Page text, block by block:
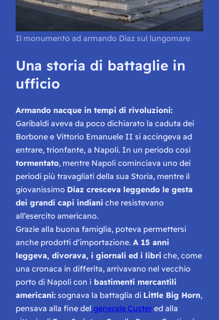
Il monumento ad armando Diaz sul lungomare
Una storia di battaglie in
ufficio
Armando nacque in tempi di rivoluzioni:
Garibaldi aveva da poco dichiarato la caduta dei
Borbone e Vittorio Emanuele II si accingeva ad
entrare, trionfante, a Napoli. In un periodo così
tormentato, mentre Napoli cominciava uno dei
periodi più travagliati della sua Storia, mentre il
giovanissimo Diaz cresceva leggendo le gesta
dei grandi capi indiani che resistevano
all’esercito americano.
Grazie alla buona famiglia, poteva permettersi
anche prodotti d’importazione. A 15 anni
leggeva, divorava, i giornali ed i libri che, come
una cronaca in differita, arrivavano nel vecchio
porto di Napoli con i bastimenti mercantili
americani: sognava la battaglia di Little Big Horn,
pensava alla fine del generale Custer ed alla